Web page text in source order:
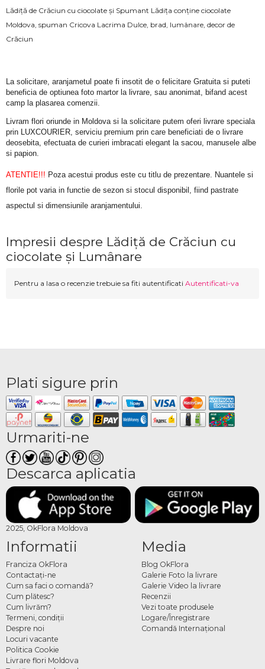
Lădiță de Crăciun cu ciocolate și Spumant Lădița conține ciocolate
Moldova, spuman Cricova Lacrima Dulce, brad, lumânare, decor de
Crăciun
La solicitare, aranjametul poate fi insotit de o felicitare Gratuita si puteti
beneficia de optiunea foto martor la livrare, sau anonimat, bifand acest
camp la plasarea comenzii.
Livram flori oriunde in Moldova si la solicitare putem oferi livrare speciala
prin LUXCOURIER, serviciu premium prin care beneficiati de o livrare
deosebita, efectuata de curieri imbracati elegant la sacou, manusele albe
si papion.
ATENTIE!!! Poza acestui produs este cu titlu de prezentare. Nuantele si
florile pot varia in functie de sezon si stocul disponibil, fiind pastrate
aspectul si dimensiunile aranjamentului.
Impresii despre Lădiță de Crăciun cu
ciocolate și Lumânare
Pentru a lasa o recenzie trebuie sa fiti autentificati Autentificati-va
Plati sigure prin
Urmariti-ne
Descarca aplicatia
2025, OkFlora Moldova
Informatii
Franciza OkFlora
Contactaţi-ne
Cum sa faci o comandă?
Cum plătesc?
Cum livrăm?
Termeni, condiţii
Despre noi
Locuri vacante
Politica Cookie
Livrare flori Moldova
Media
Blog OkFlora
Galerie Foto la livrare
Galerie Video la livrare
Recenzii
Vezi toate produsele
Logare/Înregistrare
Comandă Internațional